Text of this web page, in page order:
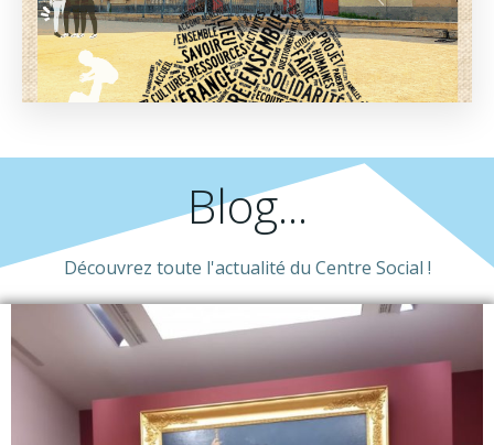
Blog...
Découvrez toute l'actualité du Centre Social !